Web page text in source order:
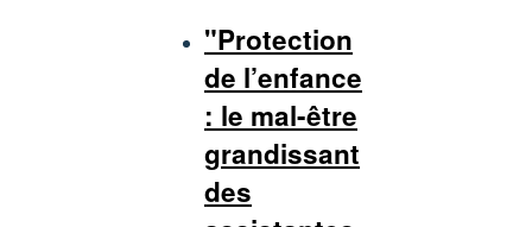
"Protection
de l’enfance
: le mal-être
grandissant
des